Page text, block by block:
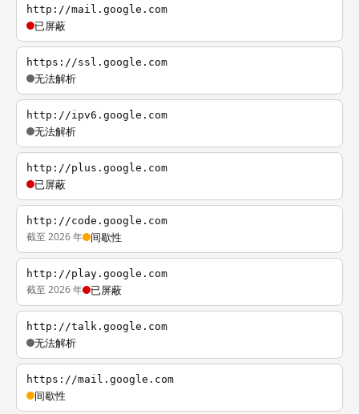
http://mail.google.com
已屏蔽
https://ssl.google.com
无法解析
http://ipv6.google.com
无法解析
http://plus.google.com
已屏蔽
http://code.google.com
截至 2026 年 间歇性
http://play.google.com
截至 2026 年 已屏蔽
http://talk.google.com
无法解析
https://mail.google.com
间歇性